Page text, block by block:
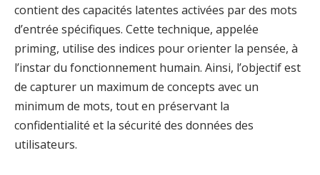
contient des capacités latentes activées par des mots
d’entrée spécifiques. Cette technique, appelée
priming, utilise des indices pour orienter la pensée, à
l’instar du fonctionnement humain. Ainsi, l’objectif est
de capturer un maximum de concepts avec un
minimum de mots, tout en préservant la
confidentialité et la sécurité des données des
utilisateurs.